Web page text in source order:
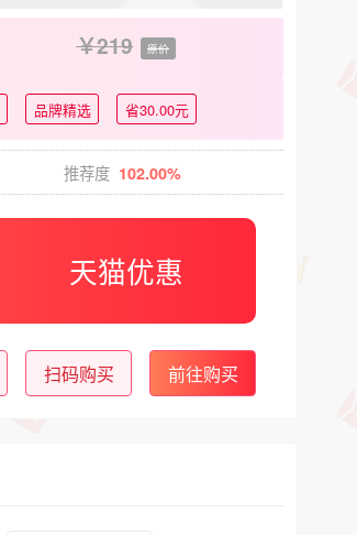
219 原价
品牌精选 省30.00元
推荐度 102.00%
天猫优惠
扫码购买 前往购买